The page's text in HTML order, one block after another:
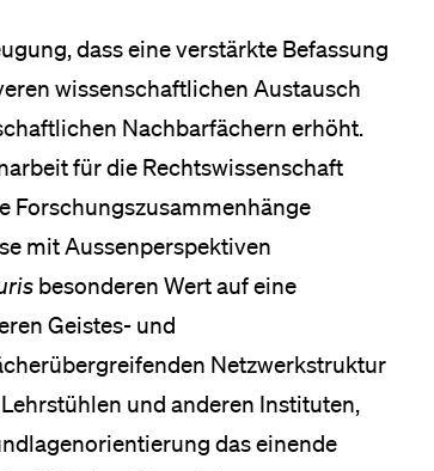
dass eine verstärkte Befassung
wissenschaftlichen Austausch
Nachbarfächern erhöht.
für die Rechtswissenschaft
Forschungszusammenhänge
mit Aussenperspektiven
besonderen Wert auf eine
Geistes- und
Netzwerkstruktur
und anderen Instituten,
das einende